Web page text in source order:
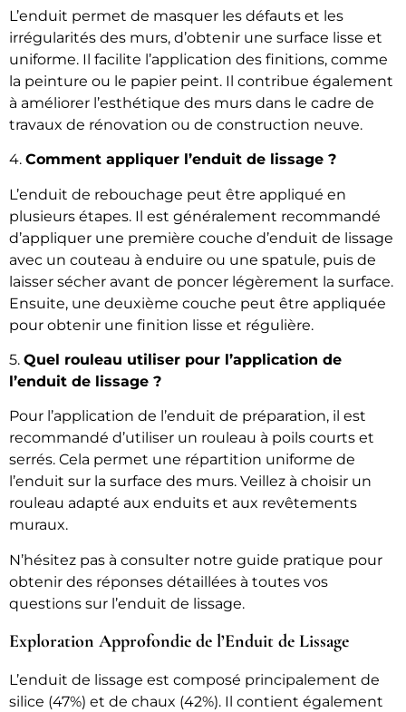
L’enduit permet de masquer les défauts et les
irrégularités des murs, d’obtenir une surface lisse et
uniforme. Il facilite l’application des finitions, comme
la peinture ou le papier peint. Il contribue également
à améliorer l’esthétique des murs dans le cadre de
travaux de rénovation ou de construction neuve.
4. Comment appliquer l’enduit de lissage ?
L’enduit de rebouchage peut être appliqué en
plusieurs étapes. Il est généralement recommandé
d’appliquer une première couche d’enduit de lissage
avec un couteau à enduire ou une spatule, puis de
laisser sécher avant de poncer légèrement la surface.
Ensuite, une deuxième couche peut être appliquée
pour obtenir une finition lisse et régulière.
5. Quel rouleau utiliser pour l’application de
l’enduit de lissage ?
Pour l’application de l’enduit de préparation, il est
recommandé d’utiliser un rouleau à poils courts et
serrés. Cela permet une répartition uniforme de
l’enduit sur la surface des murs. Veillez à choisir un
rouleau adapté aux enduits et aux revêtements
muraux.
N’hésitez pas à consulter notre guide pratique pour
obtenir des réponses détaillées à toutes vos
questions sur l’enduit de lissage.
Exploration Approfondie de l’Enduit de Lissage
L’enduit de lissage est composé principalement de
silice (47%) et de chaux (42%). Il contient également